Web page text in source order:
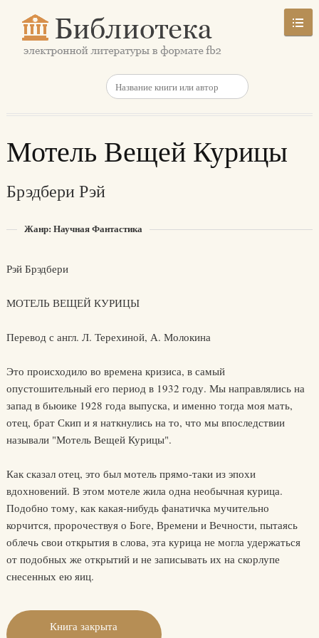
Мотель Вещей Курицы
Брэдбери Рэй
Жанр: Научная Фантастика
Рэй Брэдбери
МОТЕЛЬ ВЕЩЕЙ КУРИЦЫ
Перевод с англ. Л. Терехиной, А. Молокина
Это происходило во времена кризиса, в самый
опустошительный его период в 1932 году. Мы направлялись на
запад в бьюике 1928 года выпуска, и именно тогда моя мать,
отец, брат Скип и я наткнулись на то, что мы впоследствии
называли "Мотель Вещей Курицы".
Как сказал отец, это был мотель прямо-таки из эпохи
вдохновений. В этом мотеле жила одна необычная курица.
Подобно тому, как какая-нибудь фанатичка мучительно
корчится, пророчествуя о Боге, Времени и Вечности, пытаясь
облечь свои открытия в слова, эта курица не могла удержаться
от подобных же открытий и не записывать их на скорлупе
снесенных ею яиц.
Книга закрыта